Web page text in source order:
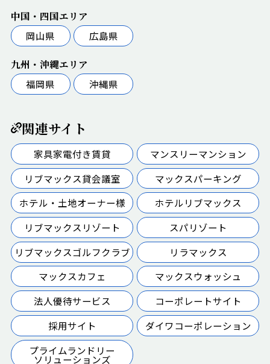
中国・四国エリア
岡山県
広島県
九州・沖縄エリア
福岡県
沖縄県
関連サイト
家具家電付き賃貸
マンスリーマンション
リブマックス貸会議室
マックスパーキング
ホテル・土地オーナー様
ホテルリブマックス
リブマックスリゾート
スパリゾート
リブマックスゴルフクラブ
リラマックス
マックスカフェ
マックスウォッシュ
法人優待サービス
コーポレートサイト
採用サイト
ダイワコーポレーション
プライムランドリー
ソリューションズ